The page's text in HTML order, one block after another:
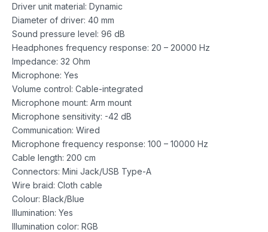
Driver unit material: Dynamic
Diameter of driver: 40 mm
Sound pressure level: 96 dB
Headphones frequency response: 20 – 20000 Hz
Impedance: 32 Ohm
Microphone: Yes
Volume control: Cable-integrated
Microphone mount: Arm mount
Microphone sensitivity: -42 dB
Communication: Wired
Microphone frequency response: 100 – 10000 Hz
Cable length: 200 cm
Connectors: Mini Jack/USB Type-A
Wire braid: Cloth cable
Colour: Black/Blue
Illumination: Yes
Illumination color: RGB